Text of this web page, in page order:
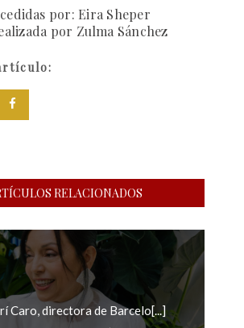
por: Eira Sheper
por Zulma Sánchez
RELACIONADOS
Caro, directora de Barcelo[...]